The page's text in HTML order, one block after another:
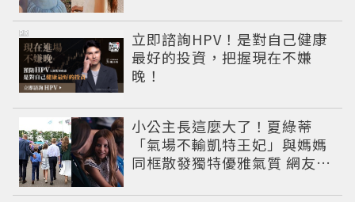
立即諮詢HPV！是對自己健康
最好的投資，把握現在不嫌
晚！
PR
小公主長這麼大了！夏綠蒂
「氣場不輸凱特王妃」與媽媽
同框散發獨特優雅氣質 網友狂